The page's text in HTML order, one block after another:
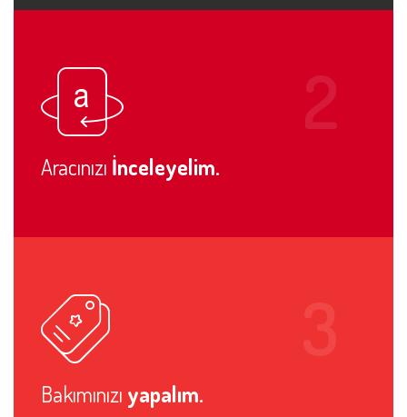
Aracınızı İnceleyelim.
Bakımınızı yapalım.